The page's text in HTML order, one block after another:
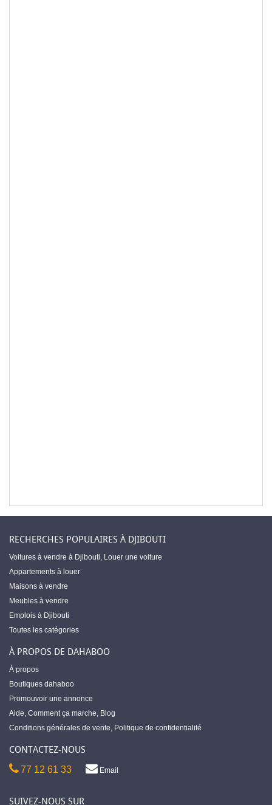
RECHERCHES POPULAIRES À DJIBOUTI
Voitures à vendre à Djibouti, Louer une voiture
Appartements à louer
Maisons à vendre
Meubles à vendre
Emplois à Djibouti
Toutes les catégories
À PROPOS DE DAHABOO
À propos
Boutiques dahaboo
Promouvoir une annonce
Aide, Comment ça marche, Blog
Conditions générales de vente, Politique de confidentialité
CONTACTEZ-NOUS
77 12 61 33 Email
SUIVEZ-NOUS SUR